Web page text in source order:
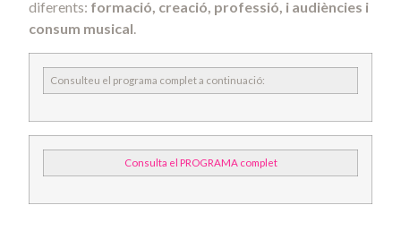
diferents: formació, creació, professió, i audiències i
consum musical.
Consulteu el programa complet a continuació:
Consulta el PROGRAMA complet